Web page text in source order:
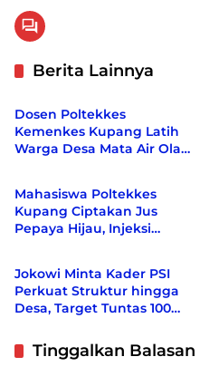
Berita Lainnya
Berita
Dosen Poltekkes
Kemenkes Kupang Latih
Warga Desa Mata Air Olah
Berita
Mahasiswa Poltekkes
Kupang Ciptakan Jus
Pepaya Hijau, Injeksi
Berita
Jokowi Minta Kader PSI
Perkuat Struktur hingga
Desa, Target Tuntas 100
2026Tinggalkan Balasan